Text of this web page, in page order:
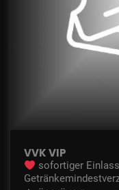
VVK VIP